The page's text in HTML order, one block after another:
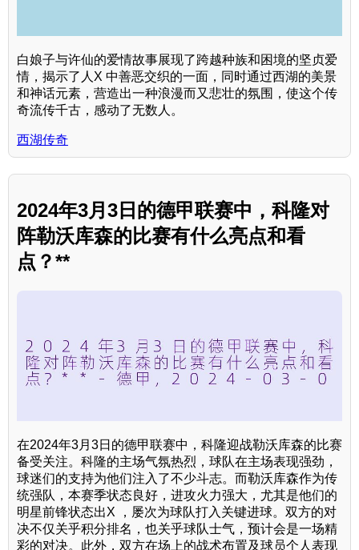
白娘子与许仙的爱情故事展现了跨越种族和困境的坚贞爱
情，揭示了人X 中善恶交织的一面，同时通过西湖的美景
和神话元素，营造出一种浪漫而又悲壮的氛围，使这个传
奇流传千古，感动了无数人。
西湖传奇
2024年3月3日的德甲联赛中，科隆对
阵勒沃库森的比赛有什么亮点和看
点？**
在2024年3月3日的德甲联赛中，科隆迎战勒沃库森的比赛
备受关注。科隆的主场气氛热烈，球队在主场表现强劲，
球迷们的支持为他们注入了不少斗志。而勒沃库森作为传
统强队，本赛季状态良好，进攻火力强大，尤其是他们的
明星前锋状态出X ，屡次为球队打入关键进球。双方的对
决不仅关乎积分排名，也关乎球队士气，预计会是一场精
彩的对决。此外，双方在场上的战术布置及球员个人表现